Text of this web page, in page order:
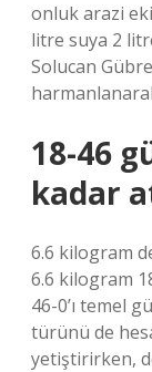
onluk arazi
litre suya 2
Solucan
18-46
kadar
6.6 kilogram
6.6 kilogram
46-0’ı temel
türünü de
yetiştirirken,